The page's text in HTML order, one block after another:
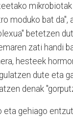
moduko bat da",
betetzen
zati handi
hesteek
dute eta
denak
eta gehiago